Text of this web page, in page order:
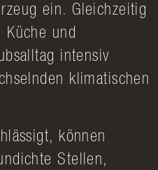
ein. Gleichzeitig
Küche und
intensiv
klimatischen
können
Stellen,